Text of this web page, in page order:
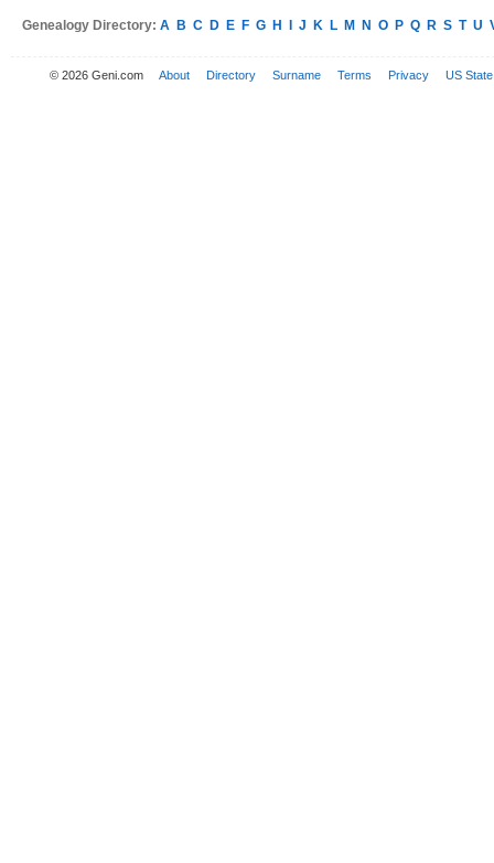
Genealogy Directory: A B C D E F G H J K L M N O P Q R S T U
© 2026 Geni.com About Directory Surname Terms Privacy US